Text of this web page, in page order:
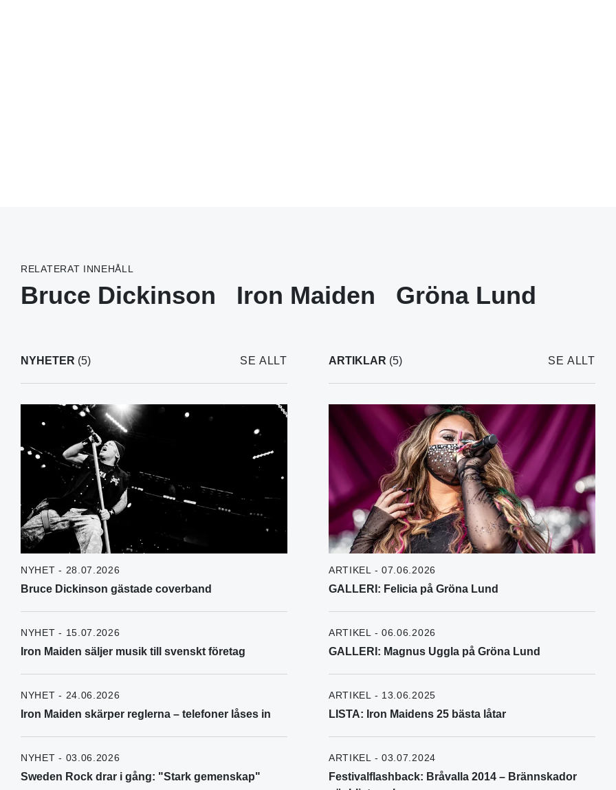
RELATERAT INNEHÅLL
Bruce Dickinson Iron Maiden Gröna Lund
NYHETER (5) SE ALLT
NYHET - 28.07.2026
Bruce Dickinson gästade coverband
NYHET - 15.07.2026
Iron Maiden säljer musik till svenskt företag
NYHET - 24.06.2026
Iron Maiden skärper reglerna – telefoner låses in
NYHET - 03.06.2026
Sweden Rock drar i gång: "Stark gemenskap"
ARTIKLAR (5) SE ALLT
ARTIKEL - 07.06.2026
GALLERI: Felicia på Gröna Lund
ARTIKEL - 06.06.2026
GALLERI: Magnus Uggla på Gröna Lund
ARTIKEL - 13.06.2025
LISTA: Iron Maidens 25 bästa låtar
ARTIKEL - 03.07.2024
Festivalflashback: Bråvalla 2014 – Brännskador